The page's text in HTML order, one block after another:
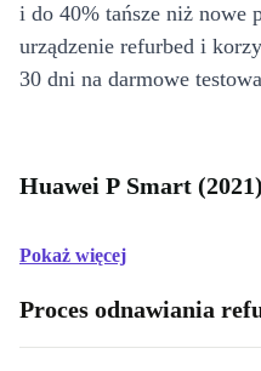
i do 40% tańsze niż nowe
urządzenie refurbed i
30 dni na darmowe
Huawei P Smart
Pokaż więcej
Proces odnawiania